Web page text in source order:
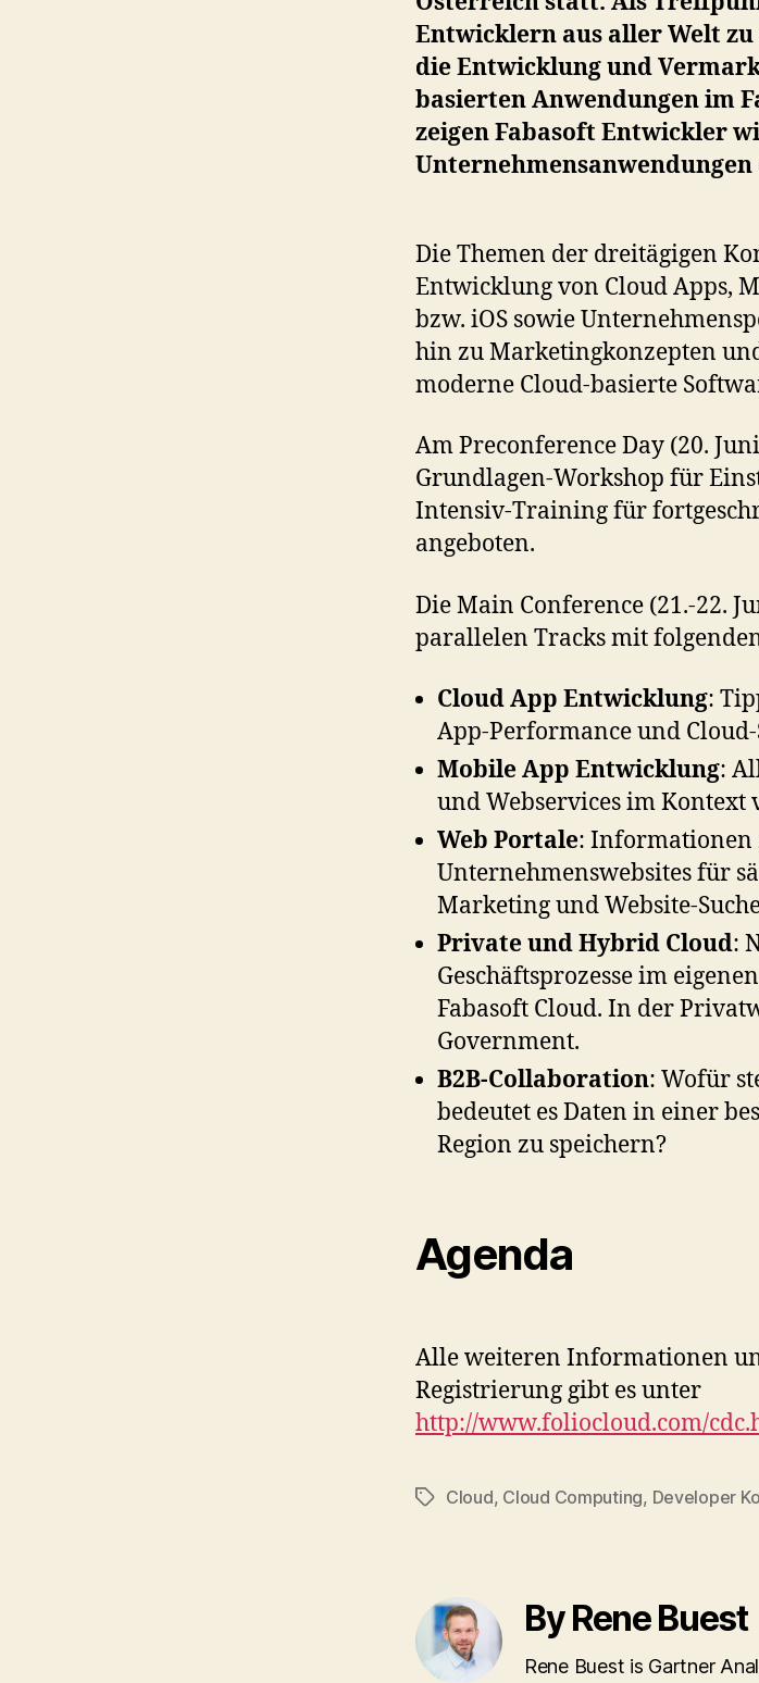
Entwicklern aus aller Welt
die Entwicklung und
basierten Anwendungen im
zeigen Fabasoft Entwickler
Die Themen der dreitägigen
Entwicklung von Cloud Apps,
bzw. iOS sowie
hin zu Marketingkonzepten
moderne Cloud-basierte
Am Preconference Day (20.
Grundlagen-Workshop für
Intensiv-Training für
angeboten.
Die Main Conference (21.-22.
parallelen Tracks mit
Cloud App Entwicklung:
App-Performance und
Mobile App Entwicklung:
und Webservices im Kontext
Web Portale:
Unternehmenswebsites für
Marketing und Website-
Private und Hybrid Cloud:
Geschäftsprozesse im
Fabasoft Cloud. In der
Government.
B2B-Collaboration: Wofür
bedeutet es Daten in einer
Region zu speichern?
Agenda
Alle weiteren Informationen
Registrierung gibt es unter
http://www.foliocloud.com/
TagsCloud, Cloud Computing, Developer
By Rene Buest
Rene Buest is Gartner